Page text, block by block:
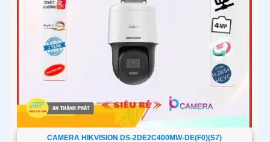
CAMERA HIKVISION DS-2DE2C400MW-DE(F0)(S7)